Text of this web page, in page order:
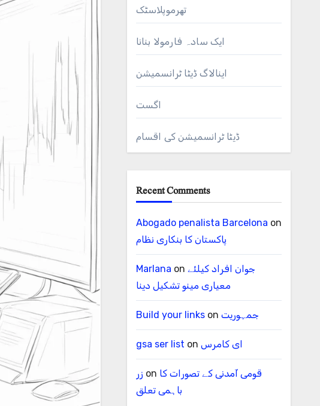
تھرموپلاسٹک
ایک سادہ فارمولا بنانا
اینالاگ ڈیٹا ٹرانسمیشن
اگست
ڈیٹا ٹرانسمیشن کی اقسام
Recent Comments
Abogado penalista Barcelona on
پاکستان کا بنکاری نظام
Marlana on جوان افراد کیلئے
معیاری مینو تشکیل دینا
Build your linkson جمہوریت
gsa ser list on ای کامرس
زر on قومی آمدنی کے تصورات کا
باہمی تعلق